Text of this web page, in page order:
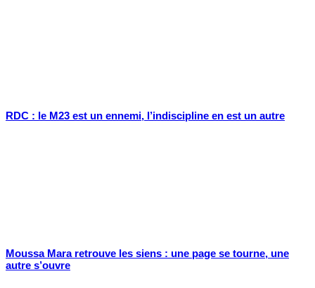
RDC : le M23 est un ennemi, l’indiscipline en est un autre
Moussa Mara retrouve les siens : une page se tourne, une
autre s’ouvre